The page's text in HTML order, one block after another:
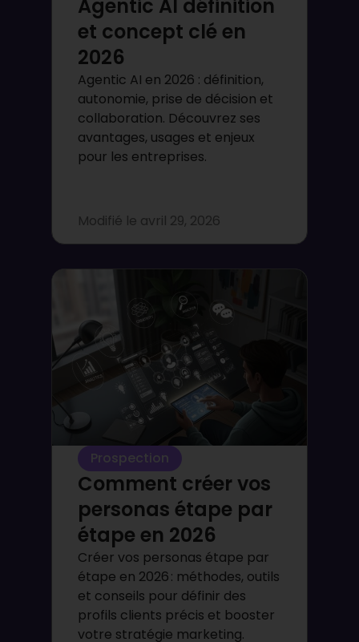
Agentic AI définition
et concept clé en
2026
Agentic AI en 2026 : définition,
autonomie, prise de décision et
collaboration. Découvrez ses
avantages, usages et enjeux
pour les entreprises.
Modifié le avril 29, 2026
Prospection
Comment créer vos
personas étape par
étape en 2026
Créer vos personas étape par
étape en 2026 : méthodes, outils
et conseils pour définir des
profils clients précis et booster
votre stratégie marketing.